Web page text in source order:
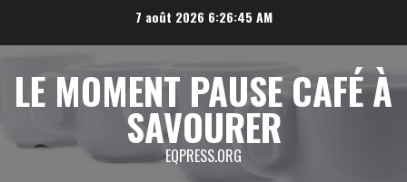
7 août 2026 6:26:46 AM
LE MOMENT PAUSE CAFÉ À
SAVOURER
EQPRESS.ORG